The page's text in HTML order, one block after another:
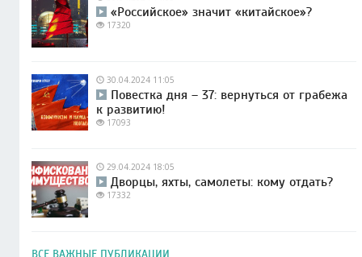
«Российское» значит «китайское»?
17320
30.04.2024 11:05
Повестка дня – 37: вернуться от грабежа
к развитию!
17093
29.04.2024 18:05
Дворцы, яхты, самолеты: кому отдать?
17332
ВСЕ ВАЖНЫЕ ПУБЛИКАЦИИ